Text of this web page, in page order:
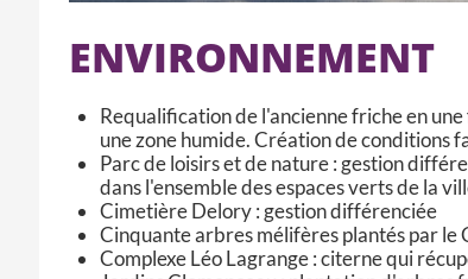
ENVIRONNEMENT
Requalification de l'ancienne friche en
une zone humide. Création de conditions
Parc de loisirs et de nature : gestion
dans l'ensemble des espaces verts de la
Cimetière Delory : gestion différenciée
Cinquante arbres mélifères plantés par le
Complexe Léo Lagrange : citerne qui